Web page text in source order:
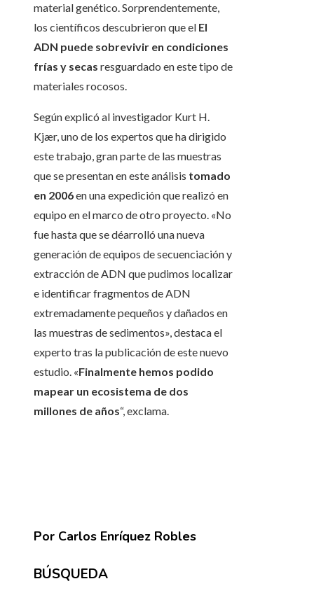
material genético. Sorprendentemente,
los científicos descubrieron que el El
ADN puede sobrevivir en condiciones
frías y secas resguardado en este tipo de
materiales rocosos.
Según explicó al investigador Kurt H.
Kjær, uno de los expertos que ha dirigido
este trabajo, gran parte de las muestras
que se presentan en este análisis tomado
en 2006en una expedición que realizó en
equipo en el marco de otro proyecto. «No
fue hasta que se déarrolló una nueva
generación de equipos de secuenciación y
extracción de ADN que pudimos localizar
e identificar fragmentos de ADN
extremadamente pequeños y dañados en
las muestras de sedimentos», destaca el
experto tras la publicación de este nuevo
estudio. «Finalmente hemos podido
mapear un ecosistema de dos
millones de años“, exclama.
Por Carlos Enríquez Robles
BÚSQUEDA